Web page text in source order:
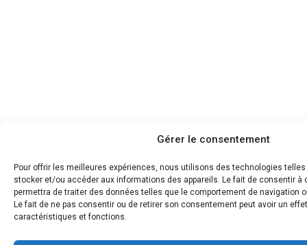
Gérer le consentement
Pour offrir les meilleures expériences, nous utilisons des technologies
stocker et/ou accéder aux informations des appareils. Le fait de consentir à
permettra de traiter des données telles que le comportement de navigation
Le fait de ne pas consentir ou de retirer son consentement peut avoir un
caractéristiques et fonctions.